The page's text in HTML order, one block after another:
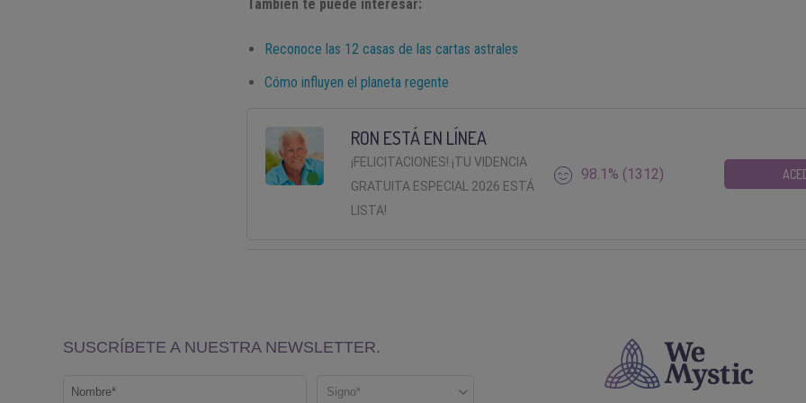
También te puede interesar:
Reconoce las 12 casas de las cartas astrales
Cómo influyen el planeta regente
RON ESTÁ EN LÍNEA
¡FELICITACIONES! ¡TU VIDENCIA
GRATUITA ESPECIAL 2026 ESTÁ
LISTA!
98.1% (1312)